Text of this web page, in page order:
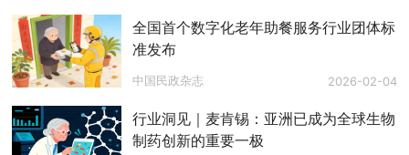
全国首个数字化老年助餐服务行业团体标
准发布
中国民政杂志 2026-02-04
行业洞见｜麦肯锡：亚洲已成为全球生物
制药创新的重要一极